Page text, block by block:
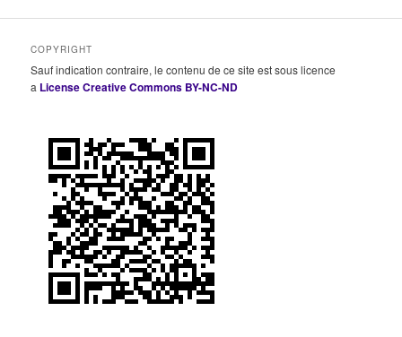
COPYRIGHT
Sauf indication contraire, le contenu de ce site est sous licence
a License Creative Commons BY-NC-ND